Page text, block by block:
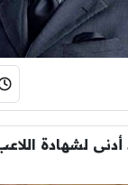
أدنى لشهادة